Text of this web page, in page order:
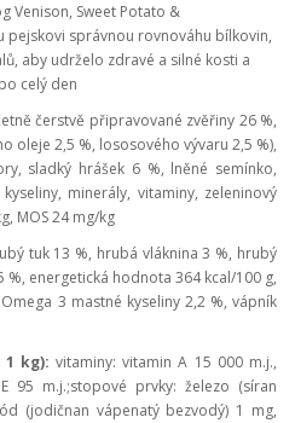
Venison, Sweet Potato &
pejskovi správnou rovnováhu bílkovin,
aby udrželo zdravé a silné kosti a
celý den
čerstvě připravované zvěřiny 26 %,
oleje 2,5 %, lososového vývaru 2,5 %),
sladký hrášek 6 %, lněné semínko,
minerály, vitaminy, zeleninový
MOS 24 mg/kg
tuk 13 %, hrubá vláknina 3 %, hrubý
%, energetická hodnota 364 kcal/100 g,
3 mastné kyseliny 2,2 %, vápník
1 kg):vitaminy:vitamin A 15 000 m.j.,
95 m.j.;stopové prvky: železo (síran
(jodičnan vápenatý bezvodý) 1 mg,